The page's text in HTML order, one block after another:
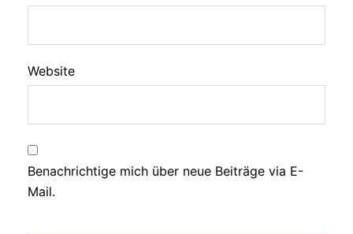
Website
Benachrichtige mich über neue Beiträge via E-
Mail.